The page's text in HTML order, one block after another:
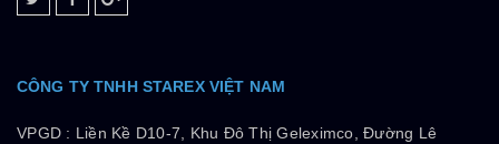
CÔNG TY TNHH STAREX VIỆT NAM
VPGD : Liền Kề D10-7, Khu Đô Thị Geleximco, Đường Lê